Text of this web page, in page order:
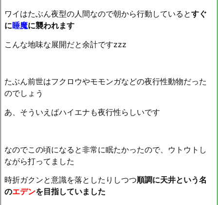
ワイはたぶん夜型の人間なので朝から行動しているとすぐ
に睡魔に襲われます
こんな地味な展開だと余計ですzzz
たぶん前世はフクロウやモモンガなどの夜行性動物だった
のでしょう
あ、そういえばハイエナも夜行性らしいです
なのでこの頃になると非常に眠たかったので、ウトウトし
ながら打ってました
時折ガクンと意識を落としたりしつつ順調に天井という名
のエデンを目指していました